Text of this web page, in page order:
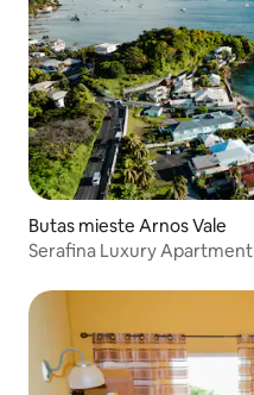
Butas mieste Arnos Vale
Serafina Luxury Apartment